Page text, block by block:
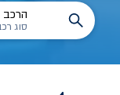
הרכב
סוג